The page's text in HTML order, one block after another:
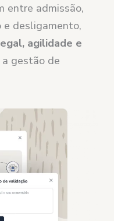
entre admissão,
e desligamento,
agilidade e
gestão de